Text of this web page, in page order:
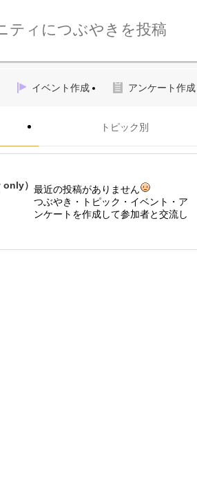
ティにつぶやきを投稿
イベント作成 アンケート作成
トピック別
） 最近の投稿がありません
つぶやき・トピック・イベント・ア
ンケートを作成して参加者と交流し